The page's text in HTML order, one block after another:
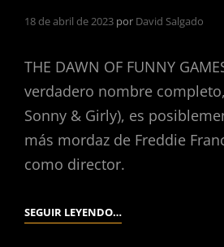
18 de abril de 2023 por David Salgado
THE DAWN OF FUNNY
verdadero nombre
Sonny & Girly), es
más mordaz de Freddie
como director.
SEGUIR LEYENDO…GIRLY.